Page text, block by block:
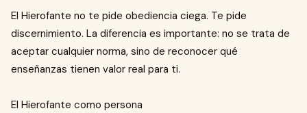
El Hierofante no te pide obediencia ciega. Te pide
discernimiento. La diferencia es importante: no se trata de
aceptar cualquier norma, sino de reconocer qué
enseñanzas tienen valor real para ti.
El Hierofante como persona